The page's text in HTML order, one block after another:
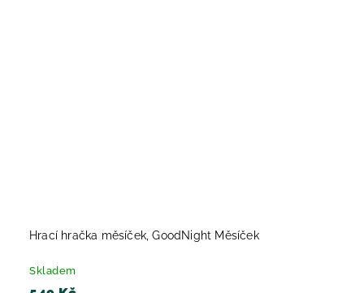
Hrací hračka měsíček, GoodNight Měsíček
Skladem